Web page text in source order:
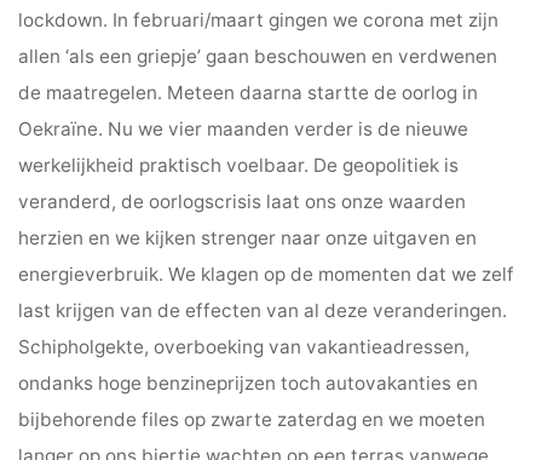
lockdown. In februari/maart gingen we corona met zijn
allen ‘als een griepje’ gaan beschouwen en verdwenen
de maatregelen. Meteen daarna startte de oorlog in
Oekraïne. Nu we vier maanden verder is de nieuwe
werkelijkheid praktisch voelbaar. De geopolitiek is
veranderd, de oorlogscrisis laat ons onze waarden
herzien en we kijken strenger naar onze uitgaven en
energieverbruik. We klagen op de momenten dat we zelf
last krijgen van de effecten van al deze veranderingen.
Schipholgekte, overboeking van vakantieadressen,
ondanks hoge benzineprijzen toch autovakanties en
bijbehorende files op zwarte zaterdag en we moeten
langer op ons biertje wachten op een terras vanwege